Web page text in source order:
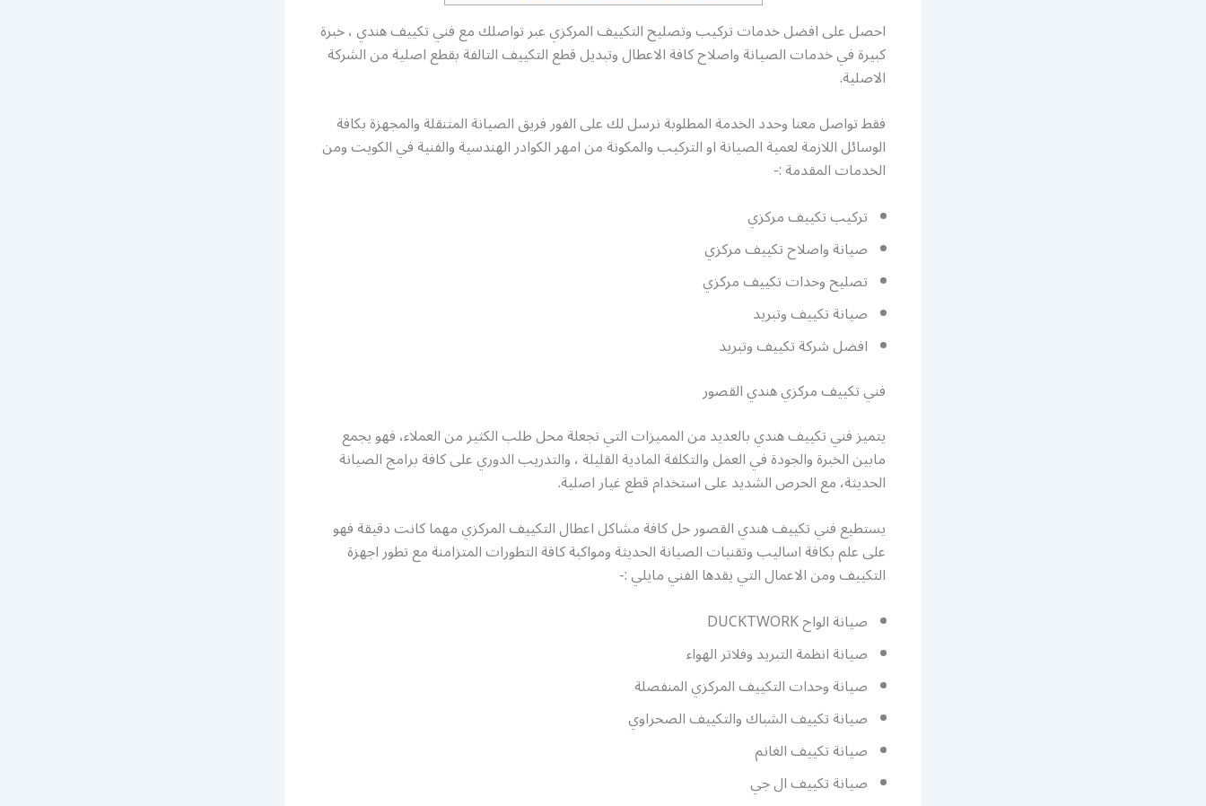
احصل على افضل خدمات تركيب وتصليح التكييف المركزي عبر تواصلك مع فني تكييف هندي ، خبرة
كبيرة في خدمات الصيانة واصلاح كافة الاعطال وتبديل قطع التكييف التالفة بقطع اصلية من الشركة
الاصلية.
فقط تواصل معنا وحدد الخدمة المطلوبة نرسل لك على الفور فريق الصيانة المتنقلة والمجهزة بكافة
الوسائل اللازمة لعمية الصيانة او التركيب والمكونة من امهر الكوادر الهندسية والفنية في الكويت ومن
الخدمات المقدمة :-
تركيب تكييف مركزي
صيانة واصلاح تكييف مركزي
تصليح وحدات تكييف مركزي
صيانة تكييف وتبريد
افضل شركة تكييف وتبريد
فني تكييف مركزي هندي القصور
يتميز فني تكييف هندي بالعديد من المميزات التي تجعلة محل طلب الكثير من العملاء، فهو يجمع
مابين الخبرة والجودة في العمل والتكلفة المادية القليلة ، والتدريب الدوري على كافة برامج الصيانة
الحديثة، مع الحرص الشديد على استخدام قطع غيار اصلية.
يستطيع فني تكييف هندي القصور حل كافة مشاكل اعطال التكييف المركزي مهما كانت دقيقة فهو
على علم بكافة اساليب وتقنيات الصيانة الحديثة ومواكبة كافة التطورات المتزامنة مع تطور اجهزة
التكييف ومن الاعمال التي يقدها الفني مايلي :-
صيانة الواح DUCKTWORK
صيانة انظمة التبريد وفلاتر الهواء
صيانة وحدات التكييف المركزي المنفصلة
صيانة تكييف الشباك والتكييف الصحراوي
صيانة تكييف الغانم
صيانة تكييف ال جي